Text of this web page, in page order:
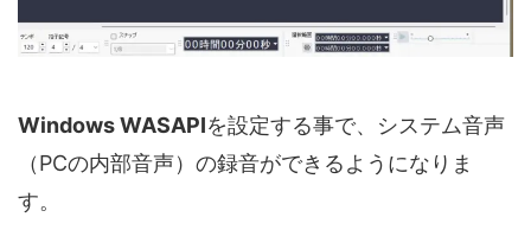
Windows WASAPIを設定する事で、システム音声
（PCの内部音声）の録音ができるようになりま
す。